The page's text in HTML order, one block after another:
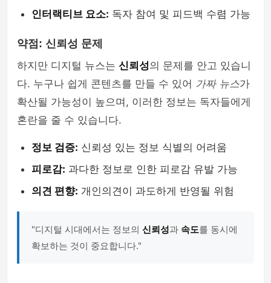
인터랙티브 요소: 독자 참여 및 피드백 수렴 가능
약점: 신뢰성 문제
하지만 디지털 뉴스는 신뢰성의 문제를 안고 있습니
다. 누구나 쉽게 콘텐츠를 만들 수 있어 가짜 뉴스가
확산될 가능성이 높으며, 이러한 정보는 독자들에게
혼란을 줄 수 있습니다.
정보 검증: 신뢰성 있는 정보 식별의 어려움
피로감: 과다한 정보로 인한 피로감 유발 가능
의견 편향: 개인의견이 과도하게 반영될 위험
"디지털 시대에서는 정보의 신뢰성과 속도를 동시에
확보하는 것이 중요합니다."